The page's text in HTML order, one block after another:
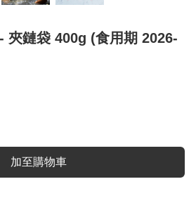
夾鏈袋 400g (食用期 2026-
加至購物車